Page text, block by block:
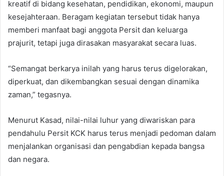
kreatif di bidang kesehatan, pendidikan, ekonomi, maupun
kesejahteraan. Beragam kegiatan tersebut tidak hanya
memberi manfaat bagi anggota Persit dan keluarga
prajurit, tetapi juga dirasakan masyarakat secara luas.
“Semangat berkarya inilah yang harus terus digelorakan,
diperkuat, dan dikembangkan sesuai dengan dinamika
zaman,” tegasnya.
Menurut Kasad, nilai-nilai luhur yang diwariskan para
pendahulu Persit KCK harus terus menjadi pedoman dalam
menjalankan organisasi dan pengabdian kepada bangsa
dan negara.